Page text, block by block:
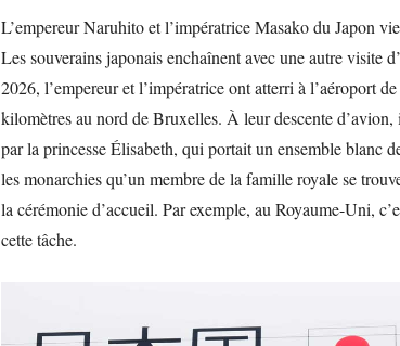
L’empereur Naruhito et l’impératrice Masako du Japon
Les souverains japonais enchaînent avec une autre visite
2026, l’empereur et l’impératrice ont atterri à l’aéroport
kilomètres au nord de Bruxelles. À leur descente
par la princesse Élisabeth, qui portait un ensemble blanc
les monarchies qu’un membre de la famille royale se
la cérémonie d’accueil. Par exemple, au Royaume-Uni,
cette tâche.